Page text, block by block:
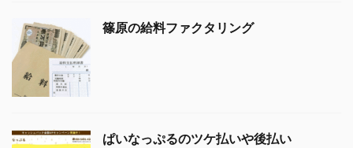
篠原の給料ファクタリング
ぱいなっぷるのツケ払いや後払い